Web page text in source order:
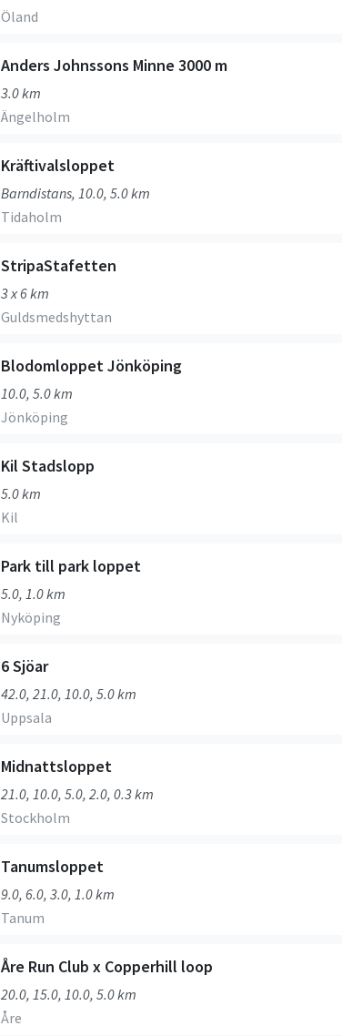
Öland
Anders Johnssons Minne 3000 m
3.0 km
Ängelholm
Kräftivalsloppet
Barndistans, 10.0, 5.0 km
Tidaholm
StripaStafetten
3 x 6 km
Guldsmedshyttan
Blodomloppet Jönköping
10.0, 5.0 km
Jönköping
Kil Stadslopp
5.0 km
Kil
Park till park loppet
5.0, 1.0 km
Nyköping
6 Sjöar
42.0, 21.0, 10.0, 5.0 km
Uppsala
Midnattsloppet
21.0, 10.0, 5.0, 2.0, 0.3 km
Stockholm
Tanumsloppet
9.0, 6.0, 3.0, 1.0 km
Tanum
Åre Run Club x Copperhill loop
20.0, 15.0, 10.0, 5.0 km
Åre